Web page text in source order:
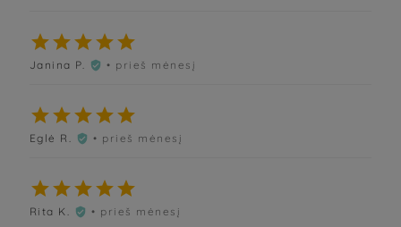

Janina P.  • prieš mėnesį

Eglė R.  • prieš mėnesį

Rita K.  • prieš mėnesį